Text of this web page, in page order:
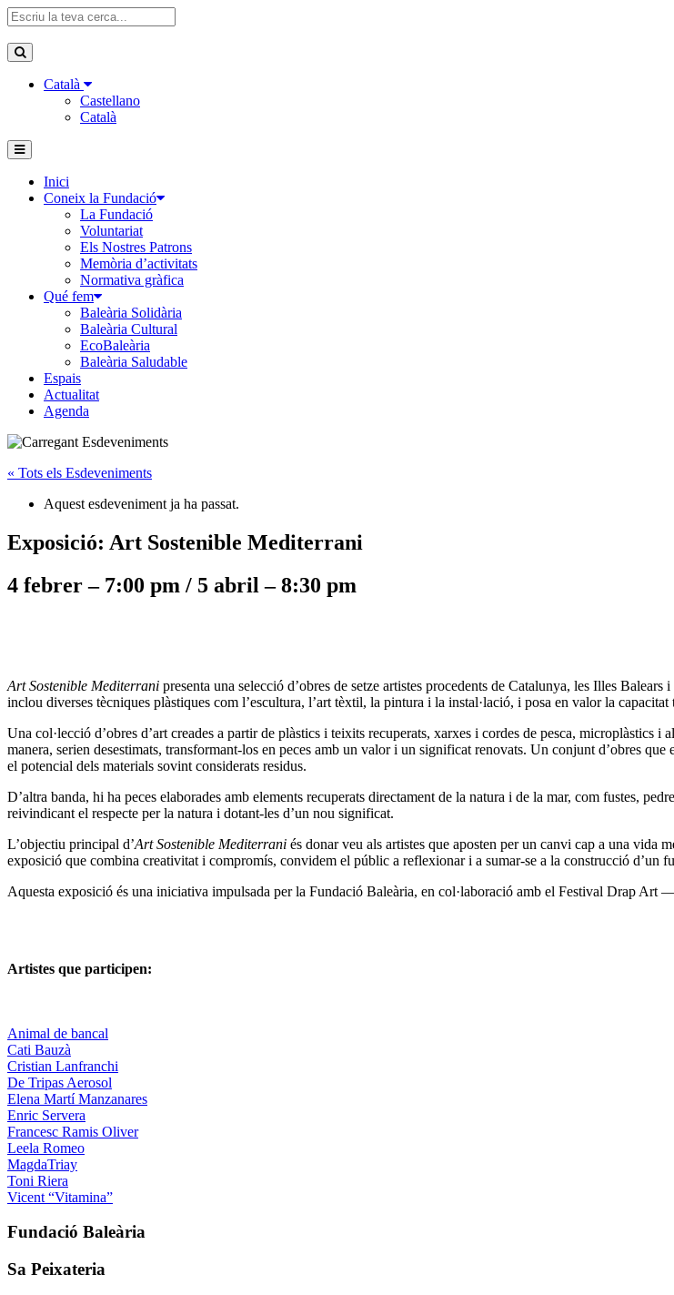
Català
Castellano
Català
Inici
Coneix la Fundació
La Fundació
Voluntariat
Els Nostres Patrons
Memòria d’activitats
Normativa gràfica
Qué fem
Baleària Solidària
Baleària Cultural
EcoBaleària
Baleària Saludable
Espais
Actualitat
Agenda
« Tots els Esdeveniments
Aquest esdeveniment ja ha passat.
Exposició: Art Sostenible Mediterrani
4 febrer– 7:00 pm / 5 abril–8:30 pm
Art Sostenible Mediterrani presenta una selecció d’obres de setze artistes procedents de Catalunya, les Illes
inclou diverses tècniques plàstiques com l’escultura, l’art tèxtil, la pintura i la instal·lació, i posa en valor la
Una col·lecció d’obres d’art creades a partir de plàstics i teixits recuperats, xarxes i cordes de pesca, microplàstics
manera, serien desestimats, transformant-los en peces amb un valor i un significat renovats. Un conjunt d’obres
el potencial dels materials sovint considerats residus.
D’altra banda, hi ha peces elaborades amb elements recuperats directament de la natura i de la mar, com fustes,
reivindicant el respecte per la natura i dotant-les d’un nou significat.
L’objectiu principal d’Art Sostenible Mediterrani és donar veu als artistes que aposten per un canvi cap a una vida
exposició que combina creativitat i compromís, convidem el públic a reflexionar i a sumar-se a la construcció d’un
Aquesta exposició és una iniciativa impulsada per la Fundació Baleària, en col·laboració amb el Festival Drap
Artistes que participen:
Animal de bancal
Cati Bauzà
Cristian Lanfranchi
De Tripas Aerosol
Elena Martí Manzanares
Enric Servera
Francesc Ramis Oliver
Leela Romeo
MagdaTriay
Toni Riera
Vicent “Vitamina”
Fundació Baleària
Sa Peixateria